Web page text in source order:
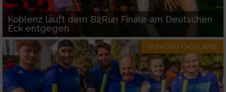
Koblenz läuft dem B2Run Finale am Deutschen
Eck entgegen
RUN-DEUTSCHLAND